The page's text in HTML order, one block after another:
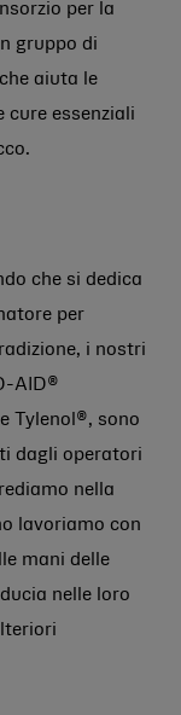
per la
gruppo di
aiuta le
cure essenziali
che si dedica
per
i nostri
AID®
Tylenol®, sono
dagli operatori
nella
lavoriamo con
mani delle
nelle loro